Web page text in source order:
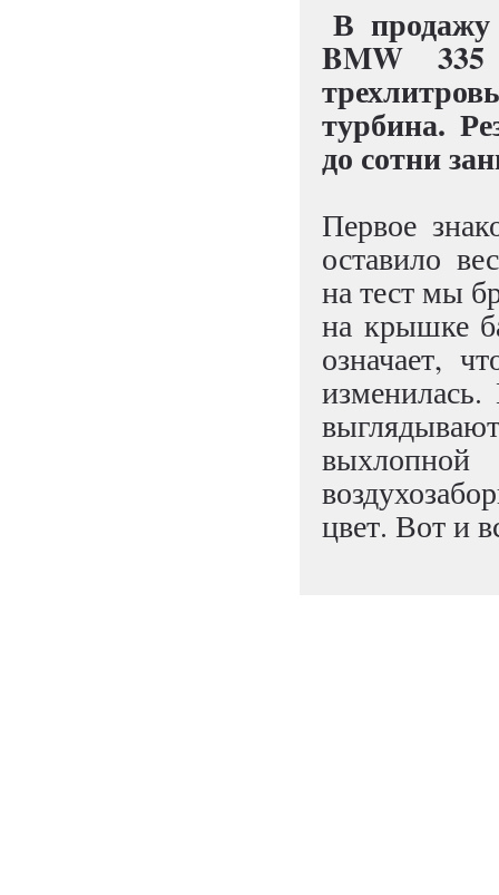
В
BMW 335
турбина.
до сотни
Первое
оставило
на тест мы
на крышке
означает,
изменилась.
цвет. Вот и